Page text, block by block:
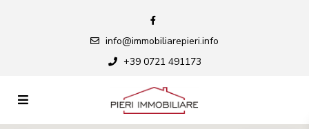
info@immobiliarepieri.info
+39 0721 491173